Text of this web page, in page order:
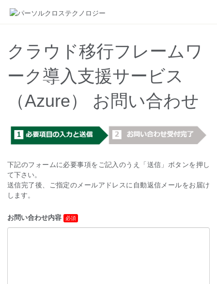
クラウド移行フレームワ
ーク導入支援サービス
（Azure） お問い合わせ
下記のフォームに必要事項をご記入のうえ「送信」ボタンを押し
て下さい。
送信完了後、ご指定のメールアドレスに自動返信メールをお届け
します。
お問い合わせ内容